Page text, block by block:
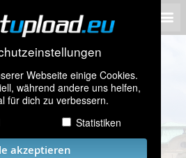
Webseite einige Cookies.
während andere uns helfen,
für dich zu verbessern.
Statistiken
akzeptieren